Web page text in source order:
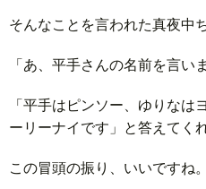
そんなことを言われた真夜中
「あ、平手さんの名前を言い
「平手はピンソー、ゆりなは
ーリーナイです」と答えてく
この冒頭の振り、いいですね。